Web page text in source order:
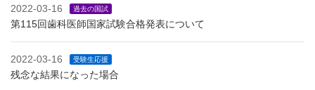
2022-03-16 過去の国試
第115回歯科医師国家試験合格発表について
2022-03-16 受験生応援
残念な結果になった場合